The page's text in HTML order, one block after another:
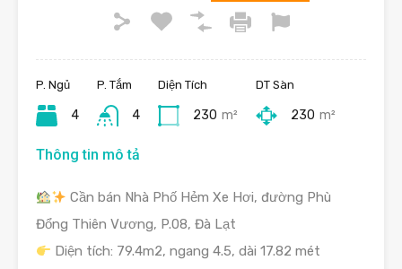
P. Ngủ
4
P. Tắm
4
Diện Tích
230 m²
DT Sàn
230 m²
Thông tin mô tả
Cần bán Nhà Phố Hẻm Xe Hơi, đường Phù
Đổng Thiên Vương, P.08, Đà Lạt
Diện tích: 79.4m2, ngang 4.5, dài 17.82 mét